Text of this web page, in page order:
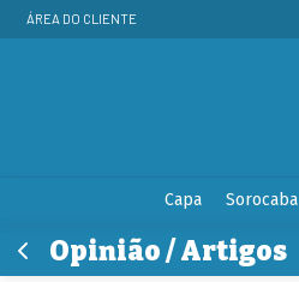
ÁREA DO CLIENTE
Capa Sorocaba
Opinião / Artigos